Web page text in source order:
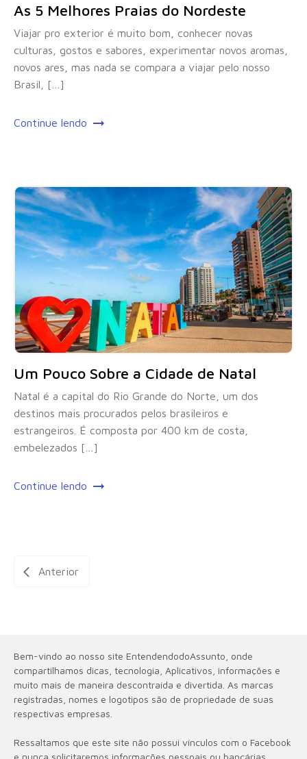
As 5 Melhores Praias do Nordeste
Viajar pro exterior é muito bom, conhecer novas
culturas, gostos e sabores, experimentar novos aromas,
novos ares, mas nada se compara a viajar pelo nosso
Brasil, […]
Continue lendo
Um Pouco Sobre a Cidade de Natal
Natal é a capital do Rio Grande do Norte, um dos
destinos mais procurados pelos brasileiros e
estrangeiros. É composta por 400 km de costa,
embelezados […]
Continue lendo
Anterior
Bem-vindo ao nosso site EntendendodoAssunto, onde
compartilhamos dicas, tecnologia, Aplicativos, informações e
muito mais de maneira descontraída e divertida. As marcas
registradas, nomes e logotipos são de propriedade de suas
respectivas empresas.
Ressaltamos que este site não possui vínculos com o Facebook